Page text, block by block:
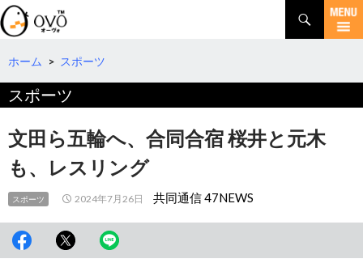
検
索
コ
テ
へ
動
ホーム > スポーツ
スポーツ
文田ら五輪へ、合同合宿 桜井と元木
も、レスリング
スポーツ 2024年7月26日 共同通信 47NEWS